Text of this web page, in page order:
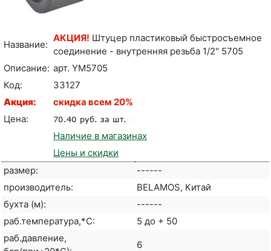
Название:
АКЦИЯ! Штуцер пластиковый быстросъемное
соединение - внутренняя резьба 1/2" 5705
Описание: арт. YM5705
Код:
33127
Акция:
cкидка всем 20%
Цена:
Наличие в магазинах
Цены и скидки
размер:
------
производитель:
BELAMOS, Китай
бухта (м):
------
раб.температура,*С:
5 до + 50
раб.давление,
6